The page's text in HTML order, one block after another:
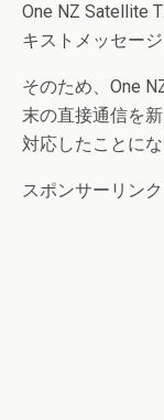
One NZ Satellite
キストメッセー
そのため、One
末の直接通信を
対応したことにな
スポンサーリンク